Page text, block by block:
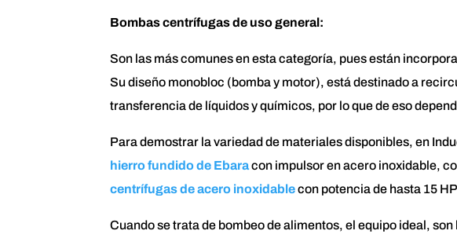
Bombas centrífugas de uso general:
Son las más comunes en esta categoría, pues están
Su diseño monobloc (bomba y motor), está destinado a
transferencia de líquidos y químicos, por lo que de eso
Para demostrar la variedad de materiales disponibles, en
hierro fundido de Ebaracon impulsor en acero inoxidable,
centrífugas de acero inoxidablecon potencia de hasta 15
Cuando se trata de bombeo de alimentos, el equipo ideal, son